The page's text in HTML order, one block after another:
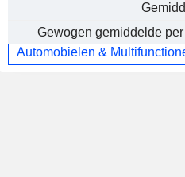
Gewogen gemiddelde per
Automobielen &